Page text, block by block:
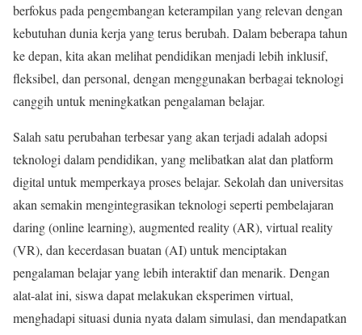
berfokus pada pengembangan keterampilan yang relevan dengan
kebutuhan dunia kerja yang terus berubah. Dalam beberapa tahun
ke depan, kita akan melihat pendidikan menjadi lebih inklusif,
fleksibel, dan personal, dengan menggunakan berbagai teknologi
canggih untuk meningkatkan pengalaman belajar.
Salah satu perubahan terbesar yang akan terjadi adalah adopsi
teknologi dalam pendidikan, yang melibatkan alat dan platform
digital untuk memperkaya proses belajar. Sekolah dan universitas
akan semakin mengintegrasikan teknologi seperti pembelajaran
daring (online learning), augmented reality (AR), virtual reality
(VR), dan kecerdasan buatan (AI) untuk menciptakan
pengalaman belajar yang lebih interaktif dan menarik. Dengan
alat-alat ini, siswa dapat melakukan eksperimen virtual,
menghadapi situasi dunia nyata dalam simulasi, dan mendapatkan